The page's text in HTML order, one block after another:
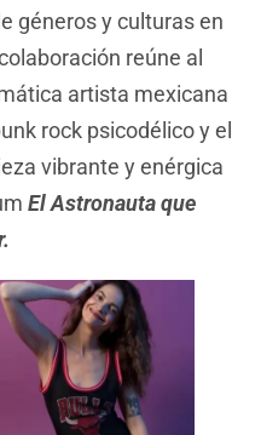
géneros y culturas en
reúne al
artista mexicana
rock psicodélico y el
vibrante y enérgica
El Astronauta que